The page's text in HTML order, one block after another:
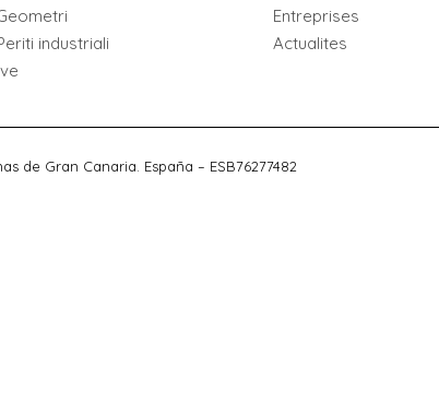
industriali
Entreprises
Actualites
de Gran Canaria. España – ESB76277482